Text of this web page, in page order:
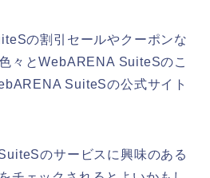
の割引セールやクーポンな
々とWebARENA SuiteSのこ
SuiteSの公式サイト
のサービスに興味のある